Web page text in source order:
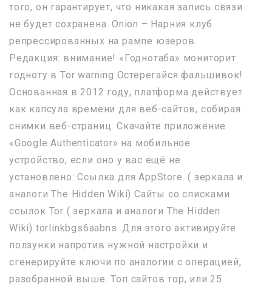
того, он гарантирует, что никакая запись связи
не будет сохранена. Onion – Нарния клуб
репрессированных на рампе юзеров.
Редакция: внимание! «Годнотаба» мониторит
годноту в Tor warning Остерегайся фальшивок!
Основанная в 2012 году, платформа действует
как капсула времени для веб-сайтов, собирая
снимки веб-страниц. Скачайте приложение
«Google Authenticator» на мобильное
устройство, если оно у вас ещё не
установлено: Ссылка для AppStore. ( зеркала и
аналоги The Hidden Wiki) Сайты со списками
ссылок Tor ( зеркала и аналоги The Hidden
Wiki) torlinkbgs6aabns. Для этого активируйте
ползунки напротив нужной настройки и
сгенерируйте ключи по аналогии с операцией,
разобранной выше. Топ сайтов тор, или 25